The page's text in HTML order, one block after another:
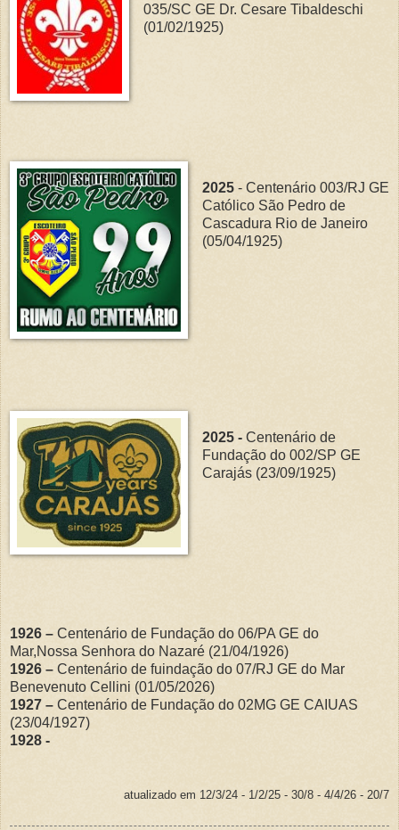
035/SC GE Dr. Cesare Tibaldeschi
(01/02/1925)
2025- Centenário 003/RJ GE
Católico São Pedro de
Cascadura Rio de Janeiro
(05/04/1925)
2025 - Centenário de
Fundação do 002/SP GE
Carajás (23/09/1925)
1926 – Centenário de Fundação do 06/PA GE do
Mar,Nossa Senhora do Nazaré (21/04/1926)
1926 – Centenário de fuindação do 07/RJ GE do Mar
Benevenuto Cellini (01/05/2026)
1927 – Centenário de Fundação do 02MG GE CAIUAS
(23/04/1927)
1928 -
atualizado em 12/3/24 - 1/2/25 - 30/8 - 4/4/26 - 20/7